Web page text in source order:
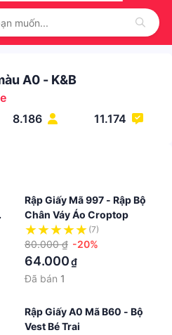
A0 - K&B
8.186 11.174
Rập Giấy Mã 997 - Rập Bộ
Chân Váy Áo Croptop
(7)
80.000 ₫ -20%
64.000₫
Đã bán 1
Rập Giấy A0 Mã B60 - Bộ
Vest Bé Trai